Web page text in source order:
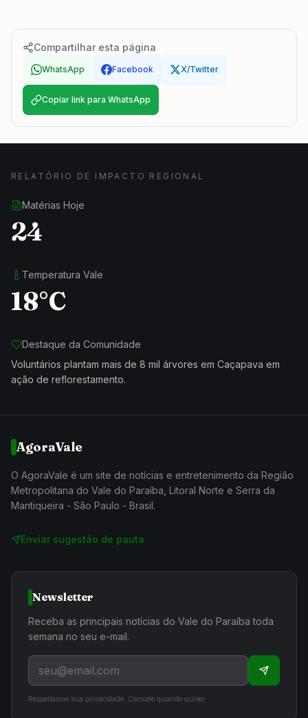
Compartilhar esta página
WhatsApp Facebook X/Twitter
Copiar link para WhatsApp
RELATÓRIO DE IMPACTO REGIONAL
Matérias Hoje
24
Temperatura Vale
18°C
Destaque da Comunidade
Voluntários plantam mais de 8 mil árvores em Caçapava em
ação de reflorestamento.
AgoraVale
O AgoraVale é um site de notícias e entretenimento da Região
Metropolitana do Vale do Paraíba, Litoral Norte e Serra da
Mantiqueira - São Paulo - Brasil.
Enviar sugestão de pauta
Newsletter
Receba as principais notícias do Vale do Paraíba toda
semana no seu e-mail.
Respeitamos sua privacidade. Cancele quando quiser.